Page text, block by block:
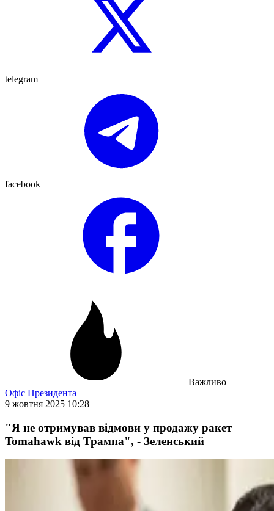
telegram
facebook
Важливо
Офіс Президента
9 жовтня 2025 10:28
"Я не отримував відмови у продажу ракет
Tomahawk від Трампа", - Зеленський